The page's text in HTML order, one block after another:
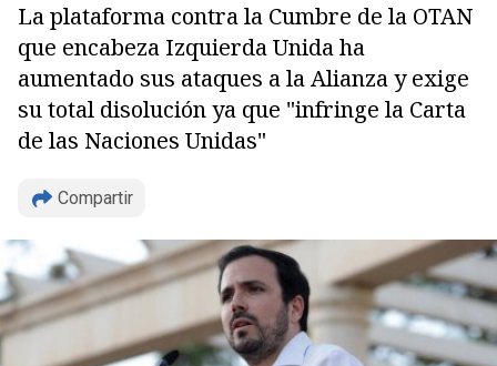
La plataforma contra la Cumbre de la OTAN
que encabeza Izquierda Unida ha
aumentado sus ataques a la Alianza y exige
su total disolución ya que "infringe la Carta
de las Naciones Unidas"
Compartir